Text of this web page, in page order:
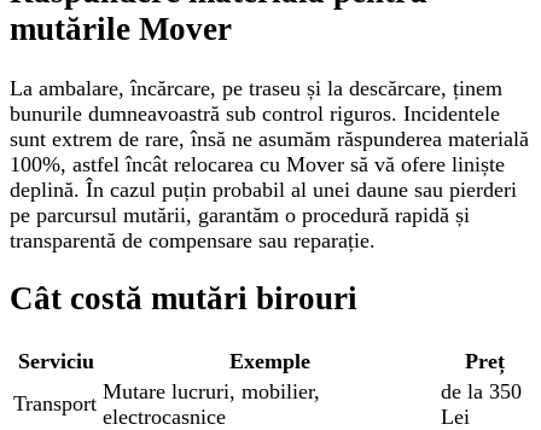
mutările Mover
La ambalare, încărcare, pe traseu și la descărcare, ținem
bunurile dumneavoastră sub control riguros. Incidentele
sunt extrem de rare, însă ne asumăm răspunderea materială
100%, astfel încât relocarea cu Mover să vă ofere liniște
deplină. În cazul puțin probabil al unei daune sau pierderi
pe parcursul mutării, garantăm o procedură rapidă și
transparentă de compensare sau reparație.
Cât costă mutări birouri
Serviciu Exemple
Preț
Transport Mutare lucruri, mobilier,
electrocasnice
de la 350
Lei